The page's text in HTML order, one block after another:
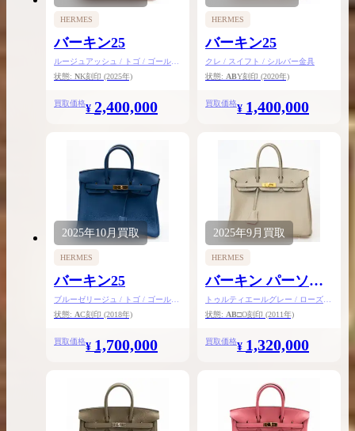
HERMES
バーキン25
ルージュアッシュ / トゴ / ゴールド
金具
状態: NK刻印 (2025年)
買取価格¥ 2,400,000
HERMES
バーキン25
クレ / スイフト / シルバー金具
状態: ABY刻印 (2020年)
買取価格¥ 1,400,000
2025年10月買取
HERMES
バーキン25
ブルーゼリージュ / トゴ / ゴールド
金具
状態: AC刻印 (2018年)
買取価格¥ 1,700,000
2025年9月 買取
HERMES
バーキン パーソナ
ルオーダー25
トゥルティエールグレー / ローズテ
ィリアン / シェーブル / マットゴー
ルド金具
状態: AB□O刻印 (2011年)
買取価格¥ 1,320,000